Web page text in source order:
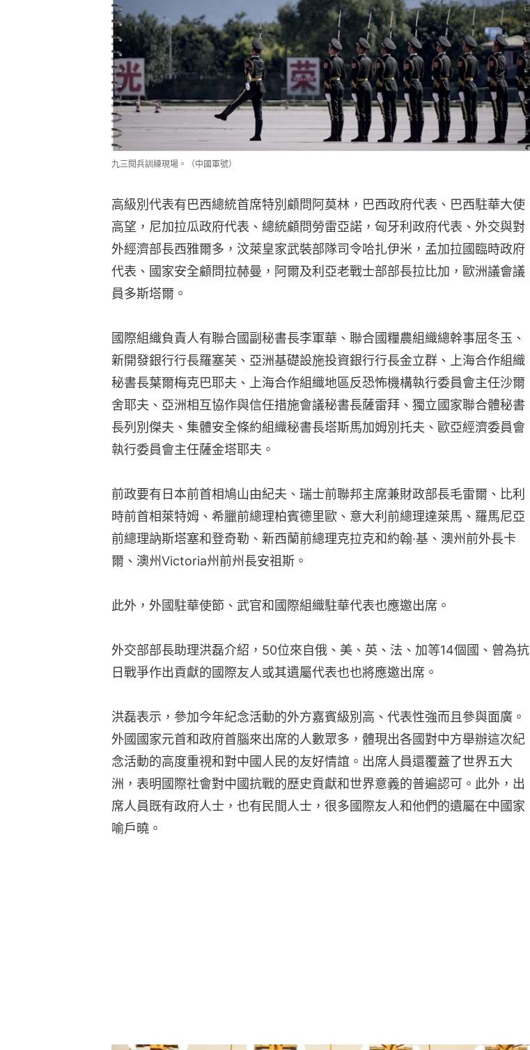
九三閱兵訓練現場。（中國軍號）
高級別代表有巴西總統首席特別顧問阿莫林，巴西政府代表、巴西駐華大使
高望，尼加拉瓜政府代表、總統顧問勞雷亞諾，匈牙利政府代表、外交與對
外經濟部長西雅爾多，汶萊皇家武裝部隊司令哈扎伊米，孟加拉國臨時政府
代表、國家安全顧問拉赫曼，阿爾及利亞老戰士部部長拉比加，歐洲議會議
員多斯塔爾。
國際組織負責人有聯合國副秘書長李軍華、聯合國糧農組織總幹事屈冬玉、
新開發銀行行長羅塞芙、亞洲基礎設施投資銀行行長金立群、上海合作組織
秘書長葉爾梅克巴耶夫、上海合作組織地區反恐怖機構執行委員會主任沙爾
舍耶夫、亞洲相互協作與信任措施會議秘書長薩雷拜、獨立國家聯合體秘書
長列別傑夫、集體安全條約組織秘書長塔斯馬加姆別托夫、歐亞經濟委員會
執行委員會主任薩金塔耶夫。
前政要有日本前首相鳩山由紀夫、瑞士前聯邦主席兼財政部長毛雷爾、比利
時前首相萊特姆、希臘前總理柏賓德里歐、意大利前總理達萊馬、羅馬尼亞
前總理訥斯塔塞和登奇勒、新西蘭前總理克拉克和約翰·基、澳州前外長卡
爾、澳州Victoria州前州長安祖斯。
此外，外國駐華使節、武官和國際組織駐華代表也應邀出席。
外交部部長助理洪磊介紹，50位來自俄、美、英、法、加等14個國、曾為抗
日戰爭作出貢獻的國際友人或其遺屬代表也也將應邀出席。
洪磊表示，參加今年紀念活動的外方嘉賓級別高、代表性強而且參與面廣。
外國國家元首和政府首腦來出席的人數眾多，體現出各國對中方舉辦這次紀
念活動的高度重視和對中國人民的友好情誼。出席人員還覆蓋了世界五大
洲，表明國際社會對中國抗戰的歷史貢獻和世界意義的普遍認可。此外，出
席人員既有政府人士，也有民間人士，很多國際友人和他們的遺屬在中國家
喻戶曉。